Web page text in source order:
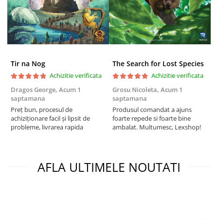
Puzzle 4000 piese
Puzzle 500 piese
4D Cityscape Time Puzzle
Puzzle 180 piese
Puzzle 12 piese
Educative
Puzzle 300 piese
Puzzle
Puzzle cu 200 piese
Tir na Nog
Achizitie verificata
Dragos George, Acum 1
saptamana
Preț bun, procesul de
achiziționare facil și lipsit de
probleme, livrarea rapida
The Search for Lost Species
Achizitie verificata
Grosu Nicoleta, Acum 1
saptamana
Produsul comandat a ajuns
foarte repede si foarte bine
ambalat. Multumesc, Lexshop!
AFLA ULTIMELE NOUTATI